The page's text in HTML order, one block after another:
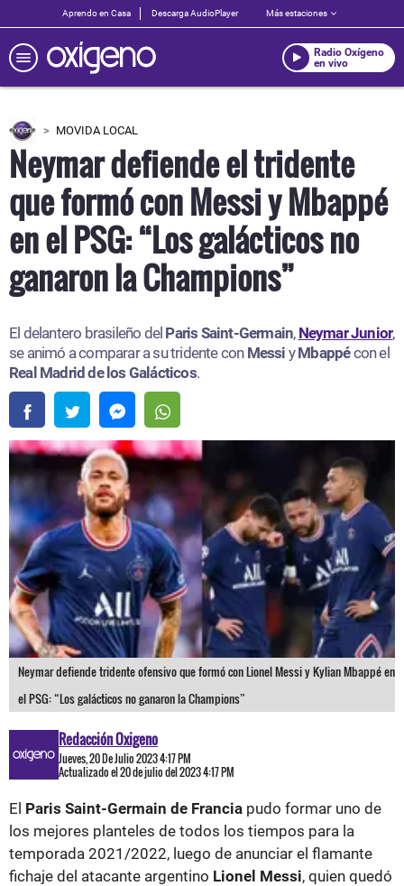
Aprendo en Casa Descarga AudioPlayer Más estaciones
Radio Oxígeno
en vivo
MOVIDA LOCAL
Neymar defiende el tridente
que formó con Messi y Mbappé
en el PSG: “Los galácticos no
ganaron la Champions”
El delantero brasileño del Paris Saint-Germain, Neymar Junior,
se animó a comparar a su tridente con Messi yMbappécon el
Real Madrid de los Galácticos.
Neymar defiende tridente ofensivo que formó con Lionel Messi y Kylian Mbappé en
el PSG: “Los galácticos no ganaron la Champions”
Redacción Oxigeno
Jueves, 20 De Julio 2023 4:17 PM
Actualizado el 20 de julio del 2023 4:17 PM
El Paris Saint-Germain de Francia pudo formar uno de
los mejores planteles de todos los tiempos para la
temporada 2021/2022, luego de anunciar el flamante
fichaje del atacante argentino Lionel Messi, quien quedó